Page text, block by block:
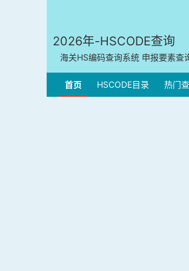
2026年-HSCODE查询
海关HS编码查询系统 申报要素查
首页 HSCODE目录 热门